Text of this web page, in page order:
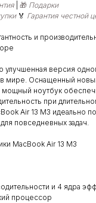
🎁 Подарки
🏅 Гарантия честной
и
улучшенная версия
в мире. Оснащенный
мощный ноутбук
при
Air 13 M3 идеально
повседневных задач.
MacBook Air 13 M3
и 4 ядра
процессор